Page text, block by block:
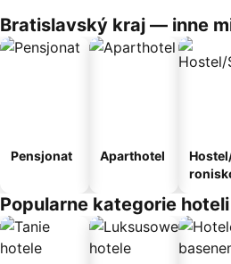
Bratislavský kraj — inne
Pensjonat Aparthotel
Popularne kategorie